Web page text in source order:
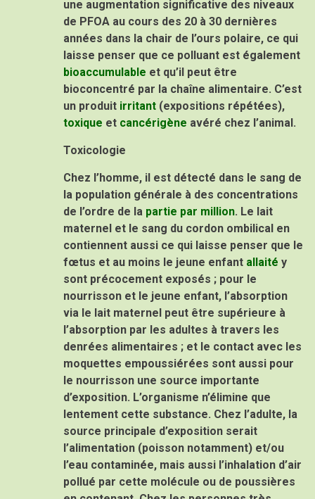
une augmentation significative des niveaux
de PFOA au cours des 20 à 30 dernières
années dans la chair de l’ours polaire, ce qui
laisse penser que ce polluant est également
bioaccumulable et qu’il peut être
bioconcentré par la chaîne alimentaire. C’est
un produit irritant (expositions répétées),
toxique et cancérigène avéré chez l’animal.
Toxicologie
Chez l’homme, il est détecté dans le sang de
la population générale à des concentrations
de l’ordre de la partie par million. Le lait
maternel et le sang du cordon ombilical en
contiennent aussi ce qui laisse penser que le
fœtus et au moins le jeune enfant allaité y
sont précocement exposés ; pour le
nourrisson et le jeune enfant, l’absorption
via le lait maternel peut être supérieure à
l’absorption par les adultes à travers les
denrées alimentaires ; et le contact avec les
moquettes empoussiérées sont aussi pour
le nourrisson une source importante
d’exposition. L’organisme n’élimine que
lentement cette substance. Chez l’adulte, la
source principale d’exposition serait
l’alimentation (poisson notamment) et/ou
l’eau contaminée, mais aussi l’inhalation d’air
pollué par cette molécule ou de poussières